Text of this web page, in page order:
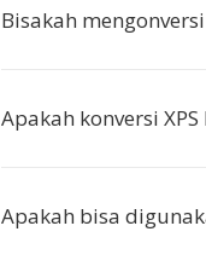
Bisakah
Apakah konversi XPS
Apakah bisa